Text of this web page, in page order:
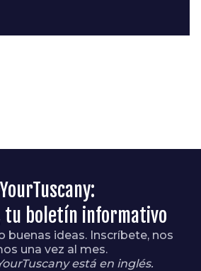
tu boletín informativo
buenas ideas. Inscríbete, nos
una vez al mes.
está en inglés.